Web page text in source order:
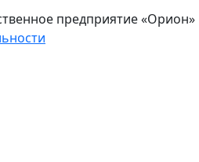
предприятие «Орион»